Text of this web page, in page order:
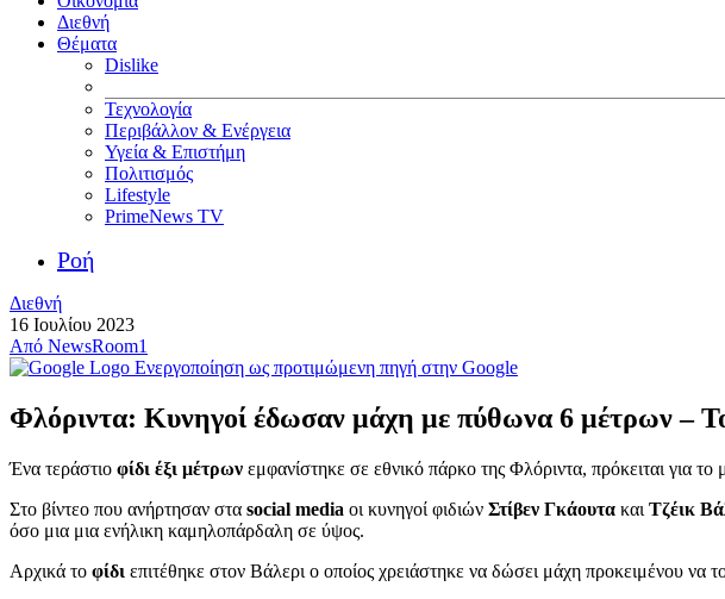
Διεθνή
Θέματα
Dislike
Τεχνολογία
Περιβάλλον & Ενέργεια
Υγεία & Επιστήμη
Πολιτισμός
Lifestyle
PrimeNews TV
Ροή
Διεθνή
16 Ιουλίου 2023
Από NewsRoom1
Ενεργοποίηση ως προτιμώμενη πηγή στην Google
Φλόριντα: Κυνηγοί έδωσαν μάχη με πύθωνα 6 μέτρων –
Ένα τεράστιο φίδι έξι μέτρων εμφανίστηκε σε εθνικό πάρκο της Φλόριντα, πρόκειται για το
Στο βίντεο που ανήρτησαν στα social media οι κυνηγοί φιδιών Στίβεν Γκάουτα και Τζέικ
όσο μια μια ενήλικη καμηλοπάρδαλη σε ύψος.
Αρχικά το φίδι επιτέθηκε στον Βάλερι ο οποίος χρειάστηκε να δώσει μάχη προκειμένου να